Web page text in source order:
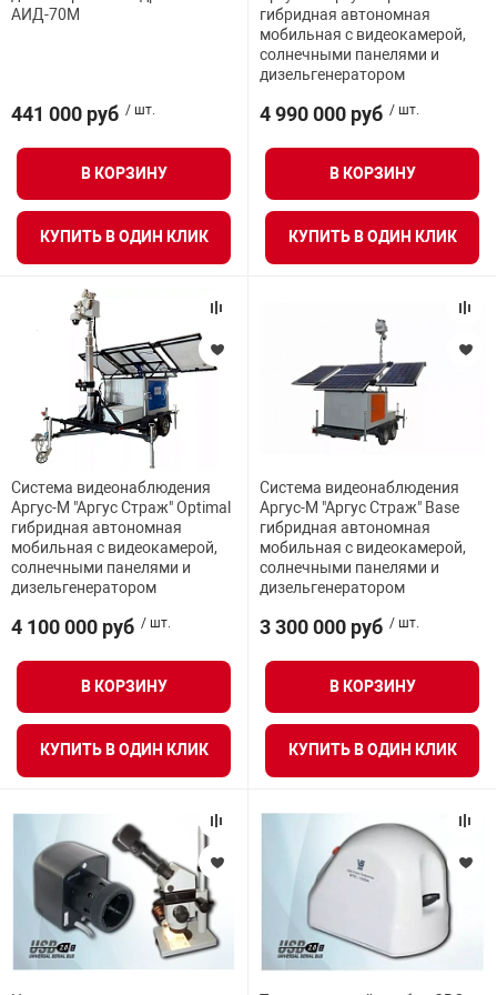
решения
безопасность
установки
оборудование
управления
и аналитики
объектов
периметра
экипировка
Средства
Узлы
Установки
Шкафы
Щиты
Табло
АИД-70М
441 000 руб / шт.
В КОРЗИНУ
КУПИТЬ В ОДИН КЛИК
гибридная автономная
мобильная с видеокамерой,
солнечными панелями и
дизельгенератором
4 990 000 руб / шт.
В КОРЗИНУ
КУПИТЬ В ОДИН КЛИК
Система видеонаблюдения
Аргус-М "Аргус Страж" Optimal
гибридная автономная
мобильная с видеокамерой,
солнечными панелями и
дизельгенератором
4 100 000 руб / шт.
В КОРЗИНУ
КУПИТЬ В ОДИН КЛИК
Система видеонаблюдения
Аргус-М "Аргус Страж" Base
гибридная автономная
мобильная с видеокамерой,
солнечными панелями и
дизельгенератором
3 300 000 руб / шт.
В КОРЗИНУ
КУПИТЬ В ОДИН КЛИК